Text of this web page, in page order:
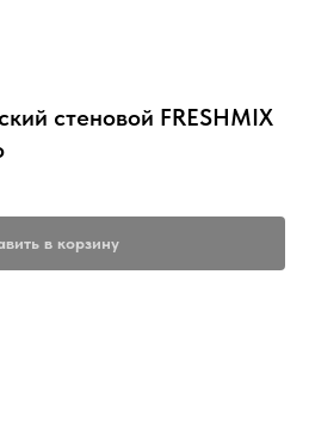
стеновой FRESHMIX
в корзину